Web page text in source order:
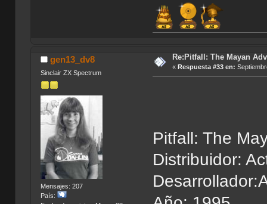
gen13_dv8
Sinclair ZX Spectrum
Mensajes: 207
País:
Re:Pitfall: The Mayan
« Respuesta #33 en:
Pitfall: The
Distribuidor: